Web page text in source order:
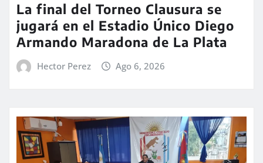
La final del Torneo Clausura se
jugará en el Estadio Único Diego
Armando Maradona de La Plata
Hector Perez Ago 6, 2026